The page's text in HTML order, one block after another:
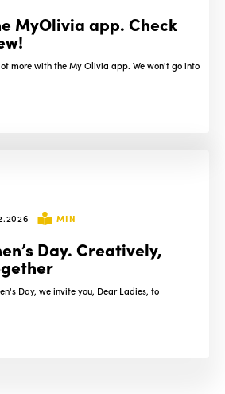
MyOlivia app. Check
more with the My Olivia app. We won't go into
MIN
Day. Creatively,
Day, we invite you, Dear Ladies, to